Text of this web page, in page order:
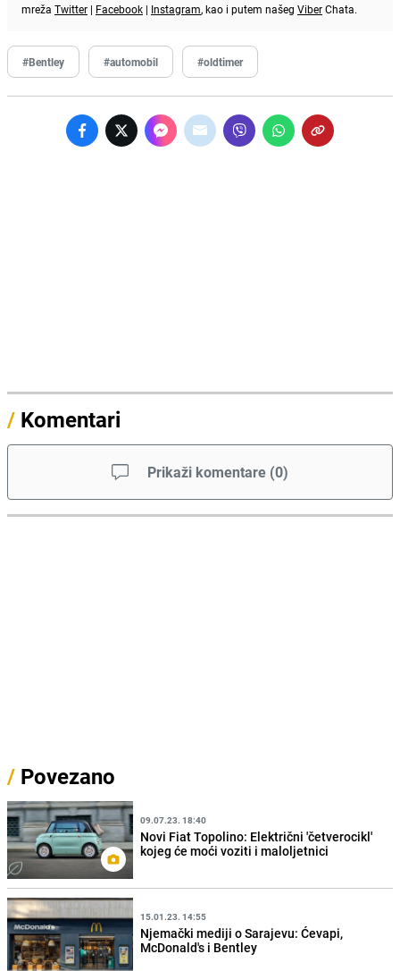
mreža Twitter | Facebook | Instagram, kao i putem našeg ViberChata.
#Bentley #automobil #oldtimer
/ Komentari
Prikaži komentare (0)
/ Povezano
09.07.23. 18:40
Novi Fiat Topolino: Električni 'četverocikl'
kojeg će moći voziti i maloljetnici
15.01.23. 14:55
Njemački mediji o Sarajevu: Ćevapi,
McDonald's i Bentley